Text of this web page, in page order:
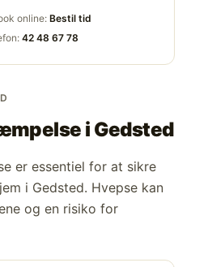
online:Bestil tid
42 48 67 78
i Gedsted
er essentiel for at sikre
i Gedsted. Hvepse kan
og en risiko for